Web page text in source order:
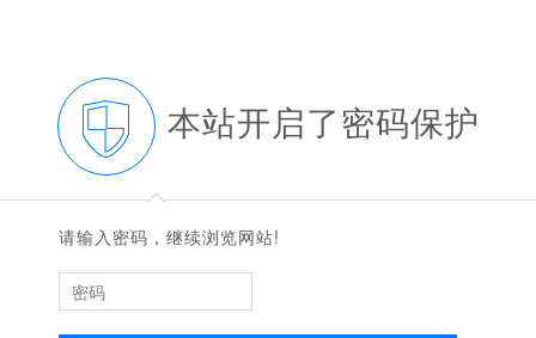
本站开启了密码保护
◆
◆
请输入密码，继续浏览网站!